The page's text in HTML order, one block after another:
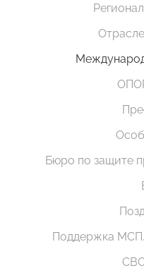
Бюро по защите
Поддержка